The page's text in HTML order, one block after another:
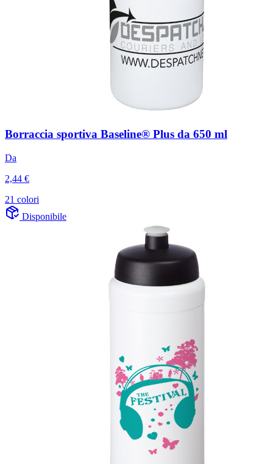
Borraccia sportiva Baseline® Plus da 650 ml
Da
2,44 €
21 colori
Disponibile